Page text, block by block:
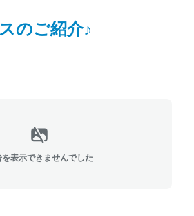
のご紹介♪
を表示できませんでした